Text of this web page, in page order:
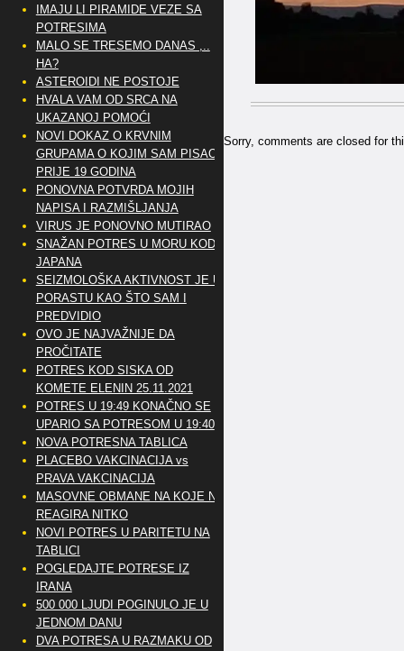
Sorry, comments are closed for
IMAJU LI PIRAMIDE VEZE SA
POTRESIMA
MALO SE TRESEMO DANAS ,..
HA?
ASTEROIDI NE POSTOJE
HVALA VAM OD SRCA NA
UKAZANOJ POMOĆI
NOVI DOKAZ O KRVNIM
GRUPAMA O KOJIM SAM PISAO
PRIJE 19 GODINA
PONOVNA POTVRDA MOJIH
NAPISA I RAZMIŠLJANJA
VIRUS JE PONOVNO MUTIRAO
SNAŽAN POTRES U MORU KOD
JAPANA
SEIZMOLOŠKA AKTIVNOST JE U
PORASTU KAO ŠTO SAM I
PREDVIDIO
OVO JE NAJVAŽNIJE DA
PROČITATE
POTRES KOD SISKA OD
KOMETE ELENIN 25.11.2021
POTRES U 19:49 KONAČNO SE
UPARIO SA POTRESOM U 19:40
NOVA POTRESNA TABLICA
PLACEBO VAKCINACIJA vs
PRAVA VAKCINACIJA
MASOVNE OBMANE NA KOJE NE
REAGIRA NITKO
NOVI POTRES U PARITETU NA
TABLICI
POGLEDAJTE POTRESE IZ
IRANA
500 000 LJUDI POGINULO JE U
JEDNOM DANU
DVA POTRESA U RAZMAKU OD